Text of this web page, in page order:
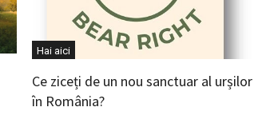
Hai aici
Ce ziceți de un nou sanctuar al urșilor
în România?